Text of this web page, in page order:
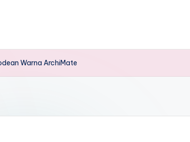
Warna ArchiMate